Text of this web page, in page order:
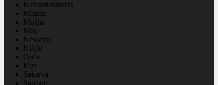
Kahramanmaraş
Mardin
Muğla
Muş
Nevşehir
Niğde
Ordu
Rize
Sakarya
Samsun